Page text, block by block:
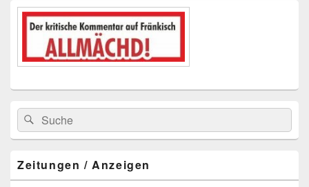
Suchen
nach:
Suchen
Zeitungen / Anzeigen